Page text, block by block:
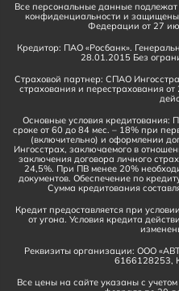
Все персональные данные подлежат
конфиденциальности и
Федерации от 27
Кредитор: ПАО «Росбанк».
28.01.2015 Без
Страховой партнер: СПАО
страхования и перестрахования
Основные условия кредитования:
сроке от 60 до 84 мес. – 18% при
(включительно) и оформлении
Ингосстрах, заключаемого в
заключения договора личного
24,5%. При ПВ менее 20%
документов. Обеспечение по
Сумма кредитования
Кредит предоставляется при
от угона. Условия кредита
Реквизиты организации: ООО
6166128253,
Все цены на сайте указаны с